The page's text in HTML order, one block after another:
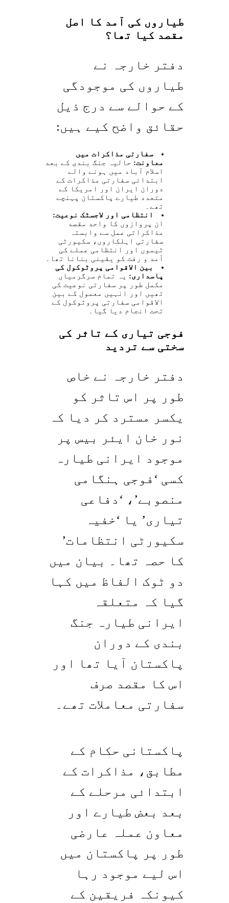
طیاروں کی آمد کا اصل
مقصد کیا تھا؟
دفتر خارجہ نے
طیاروں کی موجودگی
کے حوالے سے درج ذیل
حقائق واضح کیے ہیں:
سفارتی مذاکرات میں
معاونت: حالیہ جنگ بندی کے بعد
اسلام آباد میں ہونے والے
ابتدائی سفارتی مذاکرات کے
دوران ایران اور امریکا کے
متعدد طیارے پاکستان پہنچے
تھے۔
انتظامی اور لاجسٹک نوعیت:
ان پروازوں کا واحد مقصد
مذاکراتی عمل سے وابستہ
سفارتی اہلکاروں، سکیورٹی
ٹیموں اور انتظامی عملے کی
آمد و رفت کو یقینی بنانا تھا۔
بین الاقوامی پروٹوکول کی
پاسداری: یہ تمام سرگرمیاں
مکمل طور پر سفارتی نوعیت کی
تھیں اور انہیں معمول کے بین
الاقوامی سفارتی پروٹوکول کے
تحت انجام دیا گیا۔
فوجی تیاری کے تاثر کی
سختی سے تردید
دفتر خارجہ نے خاص
طور پر اس تاثر کو
یکسر مسترد کر دیا کہ
نور خان ایئر بیس پر
موجود ایرانی طیارہ
کسی ‘فوجی ہنگامی
منصوبے’، ‘دفاعی
تیاری’ یا ‘خفیہ
سکیورٹی انتظامات’
کا حصہ تھا۔ بیان میں
دو ٹوک الفاظ میں کہا
گیا کہ متعلقہ
ایرانی طیارہ جنگ
بندی کے دوران
پاکستان آیا تھا اور
اس کا مقصد صرف
سفارتی معاملات تھے۔
پاکستانی حکام کے
مطابق، مذاکرات کے
ابتدائی مرحلے کے
بعد بعض طیارے اور
معاون عملہ عارضی
طور پر پاکستان میں
اس لیے موجود رہا
کیونکہ فریقین کے